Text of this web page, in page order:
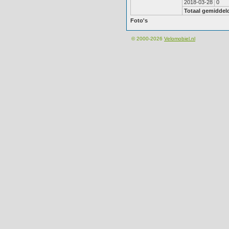
2018-03-28 0
Totaal
Foto's
© 2000-2026 Velomobiel.nl